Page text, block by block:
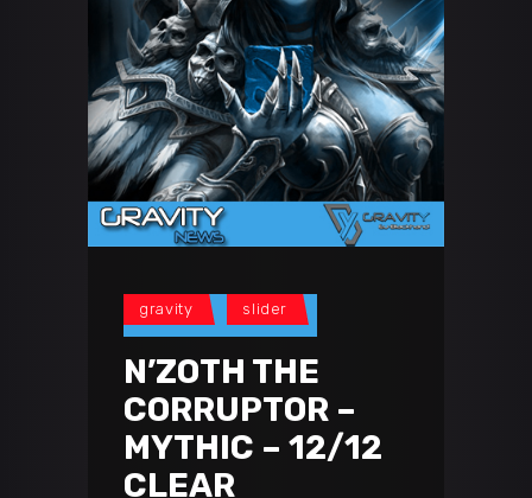
gravity slider
N’ZOTH THE
CORRUPTOR –
MYTHIC – 12/12
CLEAR